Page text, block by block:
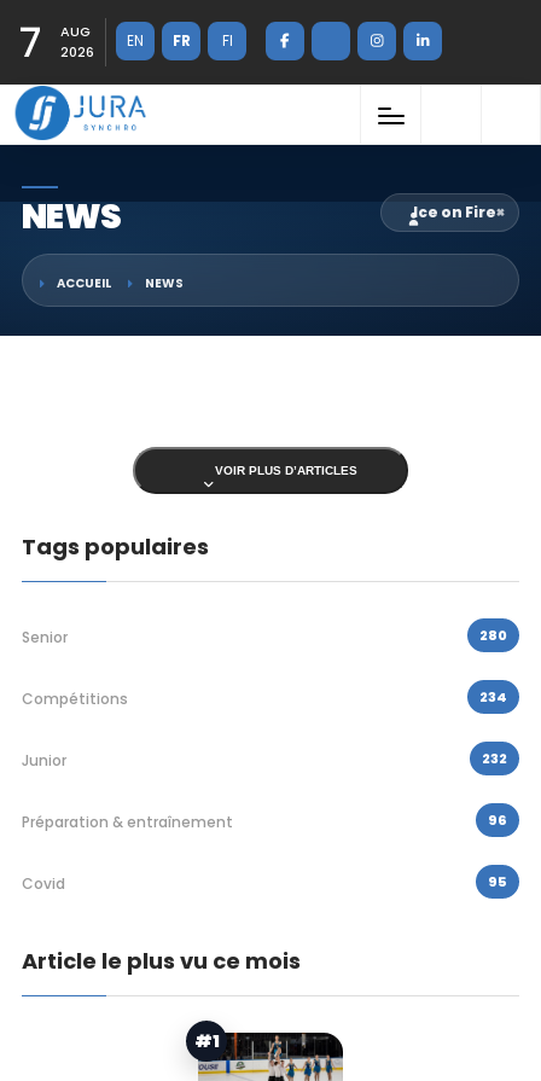
7
AUG
2026
EN FR FI
NEWS Ice on Fire×
ACCUEIL NEWS
VOIR PLUS D’ARTICLES
Tags populaires
Senior 280
Compétitions 234
Junior 232
Préparation & entraînement 96
Covid 95
Article le plus vu ce mois
#1